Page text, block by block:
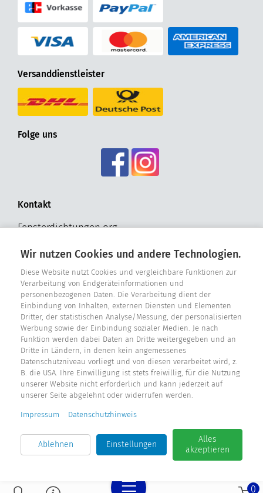
Versanddienstleister
Folge uns
Kontakt
Fensterdichtungen.org
D - 33181 Bad Wünnenberg
Tel. +49 2957 - 9849318
E-Mail: info@fensterdichtungen.org
Dichtungskatalog
Wir nutzen Cookies und andere Technologien.
Diese Website nutzt Cookies und vergleichbare Funktionen zur
Verarbeitung von Endgeräteinformationen und
personenbezogenen Daten. Die Verarbeitung dient der
Einbindung von Inhalten, externen Diensten und Elementen
Dritter, der statistischen Analyse/Messung, der personalisierten
Werbung sowie der Einbindung sozialer Medien. Je nach
Funktion werden dabei Daten an Dritte weitergegeben und an
Dritte in Ländern, in denen kein angemessenes
Datenschutzniveau vorliegt und von diesen verarbeitet wird, z.
B. die USA. Ihre Einwilligung ist stets freiwillig, für die Nutzung
unserer Website nicht erforderlich und kann jederzeit auf
unserer Seite abgelehnt oder widerrufen werden.
Impressum Datenschutzhinweis
Ablehnen Einstellungen
Alles
akzeptieren
0